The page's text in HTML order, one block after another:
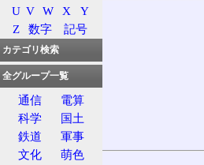
U V W X
Y
Z
数字 記号
カテゴリ検索
全グループ一覧
通信
電算
科学
国土
鉄道
軍事
文化
萌色